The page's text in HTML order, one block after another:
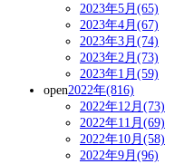
2023年5月(65)
2023年4月(67)
2023年3月(74)
2023年2月(73)
2023年1月(59)
open2022年(816)
2022年12月(73)
2022年11月(69)
2022年10月(58)
2022年9月(96)